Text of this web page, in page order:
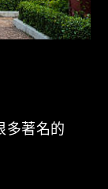
多著名的